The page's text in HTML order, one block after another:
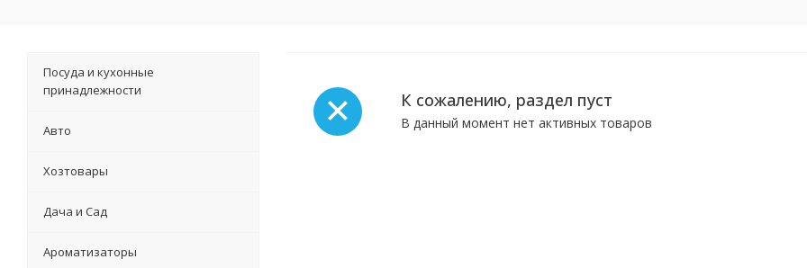
К сожалению, раздел пуст
В данный момент нет активных товаров
Посуда и кухонные
принадлежности
Авто
Хозтовары
Дача и Сад
Ароматизаторы